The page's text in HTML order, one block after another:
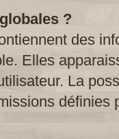
?
des
Elles
La
définies